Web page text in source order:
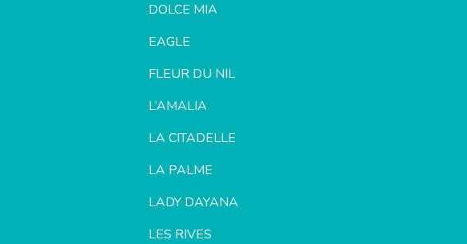
DOLCE MIA
EAGLE
FLEUR DU NIL
L’AMALIA
LA CITADELLE
LA PALME
LADY DAYANA
LES RIVES